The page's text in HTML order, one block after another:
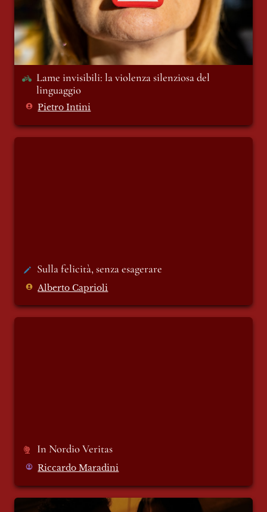
Lame invisibili: la violenza silenziosa del
linguaggio
Pietro Intini
Sulla felicità, senza esagerare
Alberto Caprioli
In Nordio Veritas
Riccardo Maradini
Cosa significa ricostruirsi